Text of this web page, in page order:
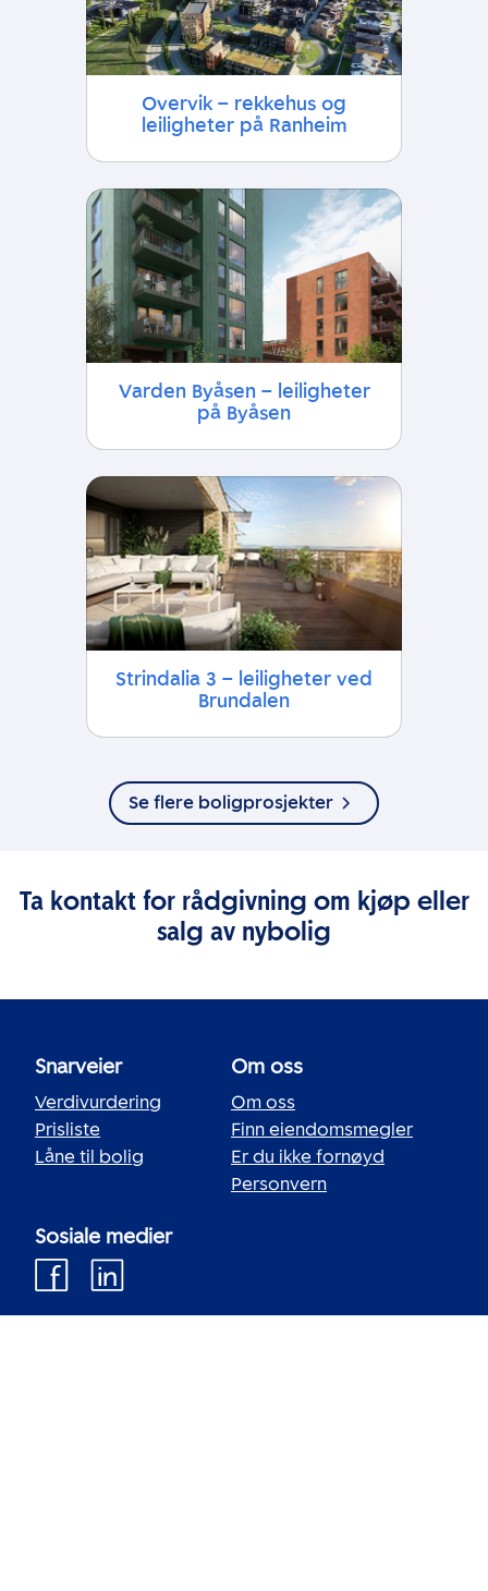
Overvik – rekkehus og
leiligheter på Ranheim
Varden Byåsen – leiligheter
på Byåsen
Strindalia 3 – leiligheter ved
Brundalen
Se flere boligprosjekter
Ta kontakt for rådgivning om kjøp eller
salg av nybolig
Snarveier
Verdivurdering
Prisliste
Låne til bolig
Om oss
Om oss
Finn eiendomsmegler
Er du ikke fornøyd
Personvern
Sosiale medier